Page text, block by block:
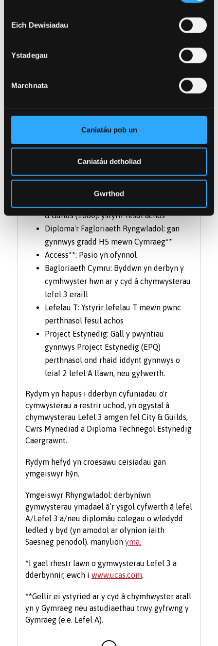
Eich Dewisiadau
Ystadegau
Marchnata
Caniatáu pob un
Caniatáu detholiad
Gwrthod
Mae'r cynigion yn seiliedig ar dariffau, 96 - 120
Lefel A: yn cynnwys gradd B mewn
Dyniaethau a astudir drwy gyfrwng y
Diploma Estynedig Cenedlaethol BTEC**:
DMM - MMM
Diploma Technegol Estynedig
Caergrawnt**: DMM - MMM
& Guilds (1080): ystyrir fesul achos
Diploma'r Fagloriaeth Ryngwladol: gan
gynnwys gradd H5 mewn Cymraeg**
Access**: Pasio yn ofynnol
Bagloriaeth Cymru: Byddwn yn derbyn y
cymhwyster hwn ar y cyd â chymwysterau
lefel 3 eraill
Lefelau T: Ystyrir lefelau T mewn pwnc
perthnasol fesul achos
Project Estynedig: Gall y pwyntiau
gynnwys Project Estynedig (EPQ)
perthnasol ond rhaid iddynt gynnwys o
leiaf 2 lefel A llawn, neu gyfwerth.
Rydym yn hapus i dderbyn cyfuniadau o'r
cymwysterau a restrir uchod, yn ogystal â
chymwysterau Lefel 3 amgen fel City & Guilds,
Cwrs Mynediad a Diploma Technegol Estynedig
Caergrawnt.
Rydym hefyd yn croesawu ceisiadau gan
ymgeiswyr hŷn.
Ymgeiswyr Rhyngwladol: derbyniwn
gymwysterau ymadael â’r ysgol cyfwerth â lefel
A/Lefel 3 a/neu diplomâu colegau o wledydd
ledled y byd (yn amodol ar ofynion iaith
Saesneg penodol). manylion yma.
*I gael rhestr lawn o gymwysterau Lefel 3 a
dderbynnir, ewch i www.ucas.com
**Gellir ei ystyried ar y cyd â chymhwyster arall
yn y Gymraeg neu astudiaethau trwy gyfrwng y
Gymraeg (e.e. Lefel A).